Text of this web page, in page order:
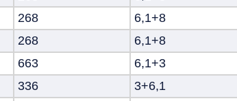
268 6,1+8
268 6,1+8
663 6,1+3
336 3+6,1